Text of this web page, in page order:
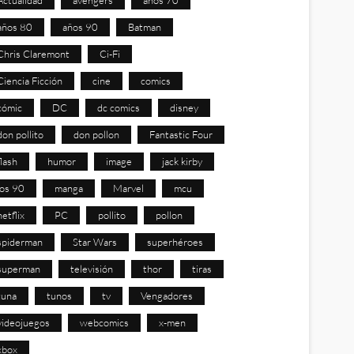
80 años 90 Batman
Claremont Ci-Fi
Ficción cine comics
DC dc comics disney
pollito don pollon Fantastic Four
humor image jack kirby
90 manga Marvel mcu
PC pollito pollon
Star Wars superhéroes
televisión thor tiras
tunos tv Vengadores
webcomics x-men